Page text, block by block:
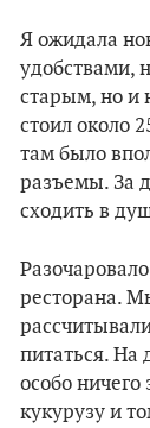
Я ожидала
удобствами,
старым, но и
стоил около
там было
разъемы. За
сходить в
ресторана.
питаться. На
особо
кукурузу и